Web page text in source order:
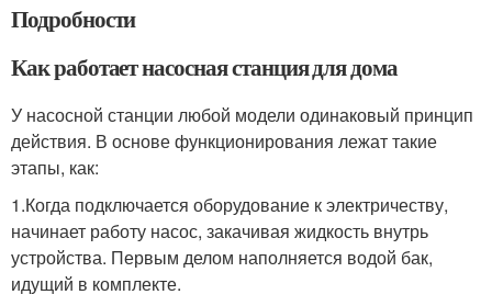
Подробности
Как работает насосная станция для дома
У насосной станции любой модели одинаковый принцип
действия. В основе функционирования лежат такие
этапы, как:
1.Когда подключается оборудование к электричеству,
начинает работу насос, закачивая жидкость внутрь
устройства. Первым делом наполняется водой бак,
идущий в комплекте.